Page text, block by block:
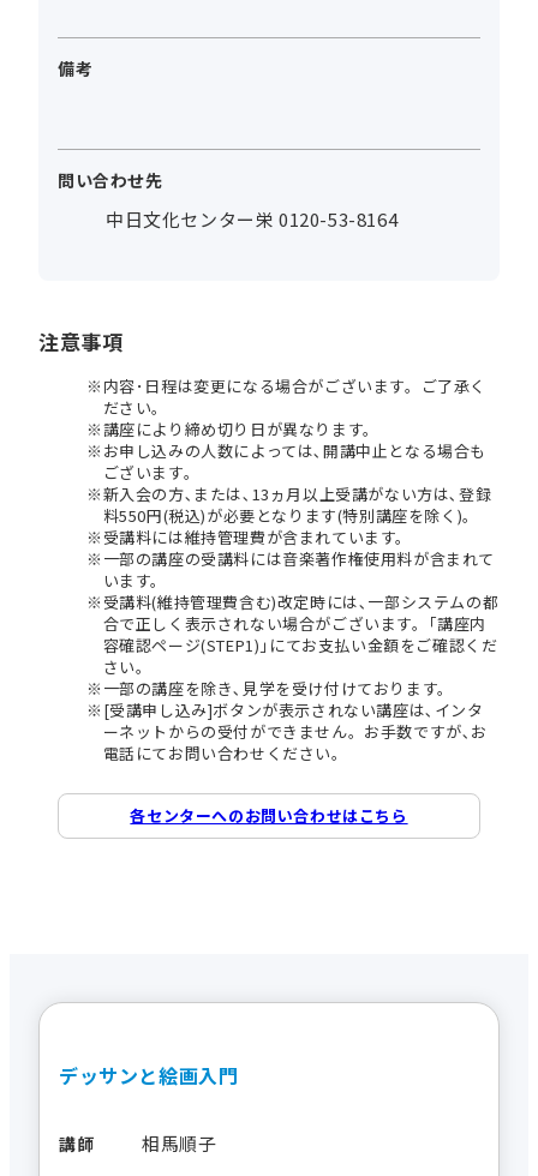
備考
問い合わせ先
中日文化センター栄 0120-53-8164
注意事項
内容･日程は変更になる場合がございます。ご了承く
ださい。
講座により締め切り日が異なります。
お申し込みの人数によっては､開講中止となる場合も
ございます。
新入会の方､または､13ヵ月以上受講がない方は､登録
料550円(税込)が必要となります(特別講座を除く)。
受講料には維持管理費が含まれています。
一部の講座の受講料には音楽著作権使用料が含まれて
います。
受講料(維持管理費含む)改定時には､一部システムの都
合で正しく表示されない場合がございます。｢講座内
容確認ページ(STEP1)｣にてお支払い金額をご確認くだ
さい。
一部の講座を除き､見学を受け付けております。
[受講申し込み]ボタンが表示されない講座は､インタ
ーネットからの受付ができません。お手数ですが､お
電話にてお問い合わせください。
各センターへのお問い合わせはこちら
デッサンと絵画入門
講師 相馬順子